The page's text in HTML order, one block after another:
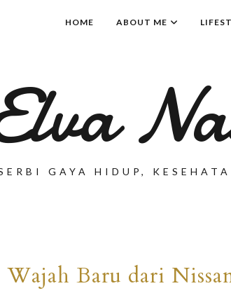
HOME ABOUT ME
GAYA HIDUP,
Baru dari